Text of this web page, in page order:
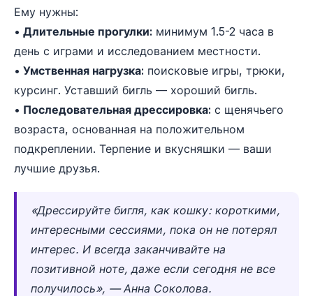
Ему нужны:
• Длительные прогулки: минимум 1.5-2 часа в
день с играми и исследованием местности.
• Умственная нагрузка: поисковые игры, трюки,
курсинг. Уставший бигль — хороший бигль.
• Последовательная дрессировка: с щенячьего
возраста, основанная на положительном
подкреплении. Терпение и вкусняшки — ваши
лучшие друзья.
«Дрессируйте бигля, как кошку: короткими,
интересными сессиями, пока он не потерял
интерес. И всегда заканчивайте на
позитивной ноте, даже если сегодня не все
получилось», — Анна Соколова.